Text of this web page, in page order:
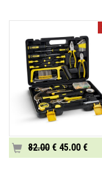
82.00 € 45.00 €